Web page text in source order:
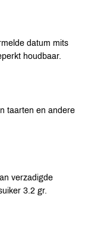
datum mits
houdbaar.
taarten en andere
verzadigde
3.2 gr.